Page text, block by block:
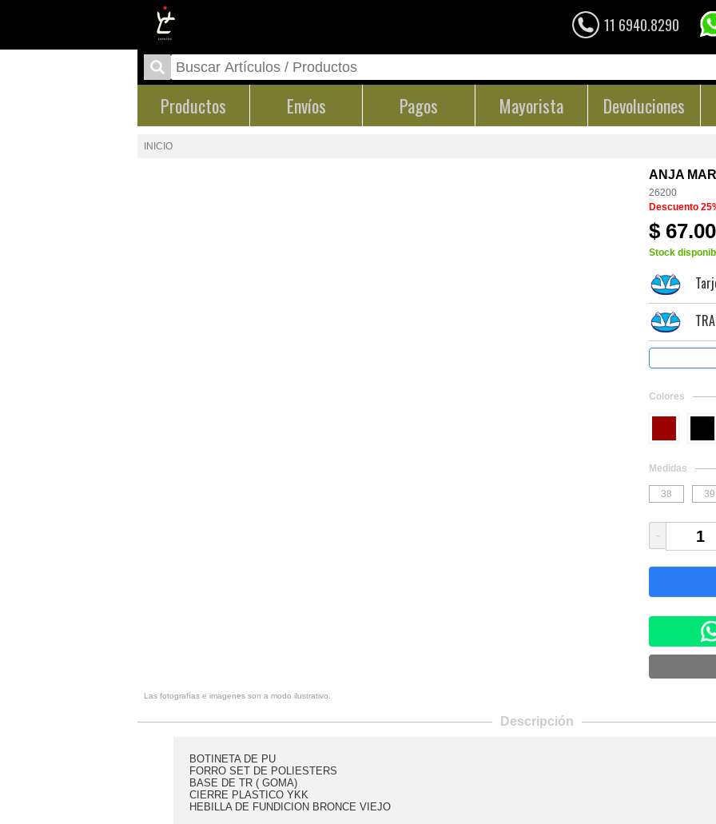
11 6940.8290
Productos Envíos Pagos Mayorista Devoluciones
INICIO
ANJA
26200
Descuento
$
Stock
Colores
Medidas
38 39
-
Las fotografías e imagenes son a modo ilustrativo.
Descripción
BOTINETA DE PU
FORRO SET DE POLIESTERS
BASE DE TR ( GOMA)
CIERRE PLASTICO YKK
HEBILLA DE FUNDICION BRONCE VIEJO